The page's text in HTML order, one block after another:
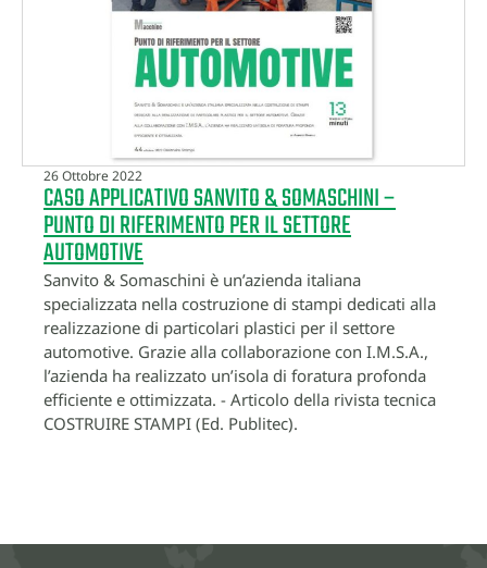
26 Ottobre 2022
CASO APPLICATIVO SANVITO & SOMASCHINI –
PUNTO DI RIFERIMENTO PER IL SETTORE
AUTOMOTIVE
Sanvito & Somaschini è un’azienda italiana
specializzata nella costruzione di stampi dedicati alla
realizzazione di particolari plastici per il settore
automotive. Grazie alla collaborazione con I.M.S.A.,
l’azienda ha realizzato un’isola di foratura profonda
efficiente e ottimizzata. - Articolo della rivista tecnica
COSTRUIRE STAMPI (Ed. Publitec).